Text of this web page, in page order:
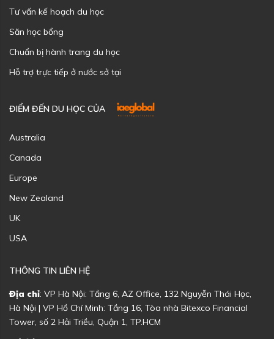
Tư vấn kế hoạch du học
Săn học bổng
Chuẩn bị hành trang du học
Hỗ trợ trực tiếp ở nước sở tại
ĐIỂM ĐẾN DU HỌC CỦA
Australia
Canada
Europe
New Zealand
UK
USA
THÔNG TIN LIÊN HỆ
Địa chỉ: VP Hà Nội: Tầng 6, AZ Office, 132 Nguyễn Thái Học,
Hà Nội | VP Hồ Chí Minh: Tầng 16, Tòa nhà Bitexco Financial
Tower, số 2 Hải Triều, Quận 1, TP.HCM